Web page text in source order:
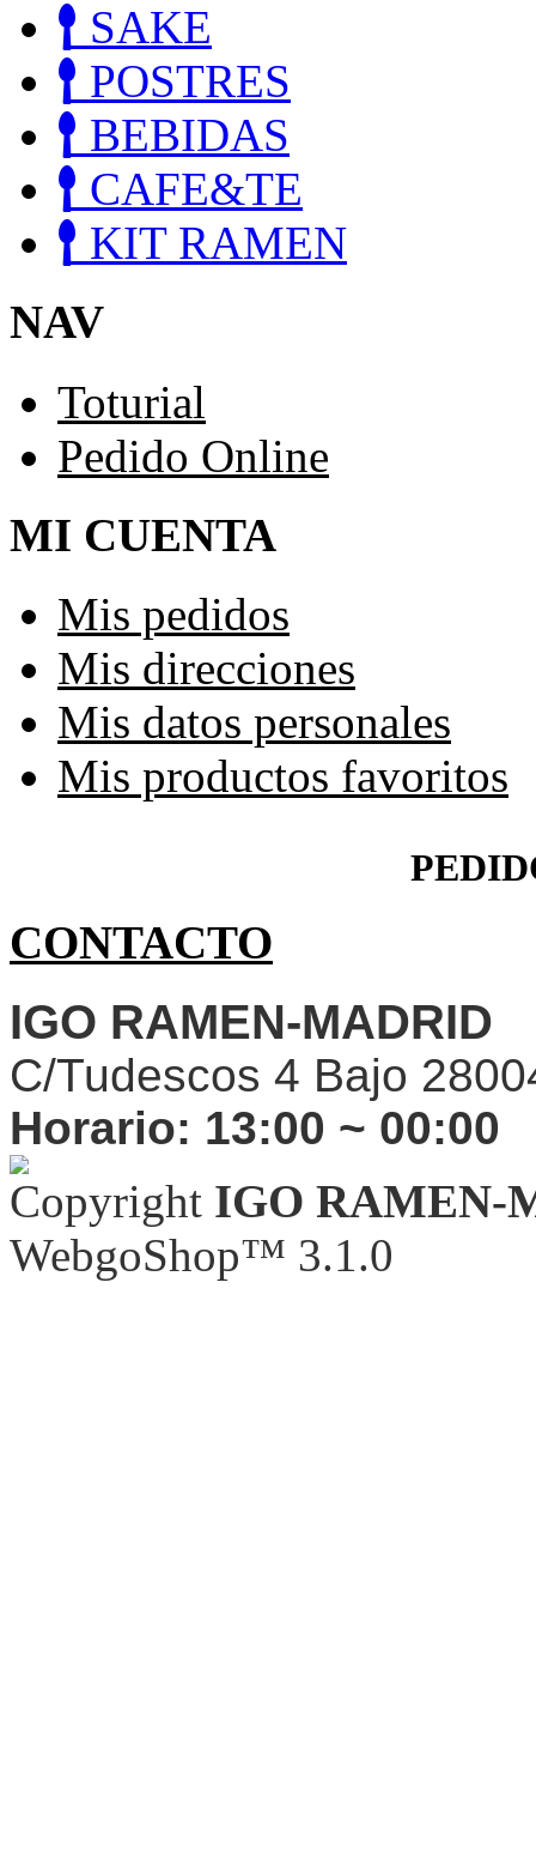
SAKE
POSTRES
BEBIDAS
CAFE&TE
KIT RAMEN
NAV
Toturial
Pedido Online
MI CUENTA
Mis pedidos
Mis direcciones
Mis datos personales
Mis productos favoritos
CONTACTO
IGO RAMEN-MADRID
C/Tudescos 4 Bajo
Horario: 13:00 ~ 00:00
Copyright IGO RAMEN-
WebgoShop™ 3.1.0